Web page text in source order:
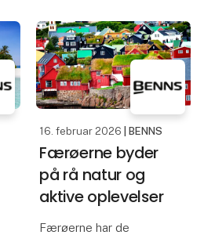
Nordamerikas mest
spektakulære
rejseoplevelser. Rejsen
forener ikoniske
bjerglandskaber med
16. februar 2026 | BENNS
Færøerne byder
på rå natur og
aktive oplevelser
Færøerne har de